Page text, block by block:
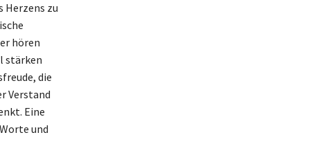
Herzens zu
hören
stärken
die
Verstand
Eine
und